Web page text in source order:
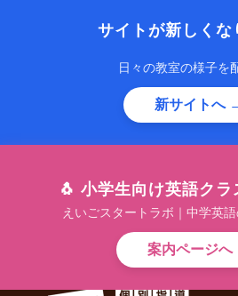
サイトが新しくな
日々の教室の様子を
新サイトへ
🐧 小学生向け英語クラ
えいごスタートラボ｜中学英語
案内ページへ